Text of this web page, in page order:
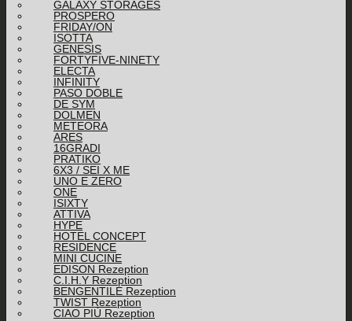
GALAXY STORAGES
PROSPERO
FRIDAY/ON
ISOTTA
GENESIS
FORTYFIVE-NINETY
ELECTA
INFINITY
PASO DOBLE
DE SYM
DOLMEN
METEORA
ARES
16GRADI
PRATIKO
6X3 / SEI X ME
UNO E ZERO
ONE
ISIXTY
ATTIVA
HYPE
HOTEL CONCEPT
RESIDENCE
MINI CUCINE
EDISON Rezeption
C.I.H.Y Rezeption
BENGENTILE Rezeption
TWIST Rezeption
CIAO PIÙ Rezeption